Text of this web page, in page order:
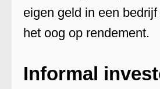
eigen geld in een
het oog op rendement.
Informal